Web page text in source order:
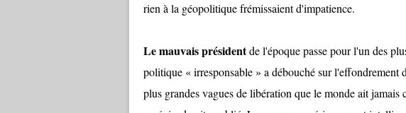
rien à la géopolitique frémissaient d'impatience.
Le mauvais présidentde l'époque passe pour l'un des
politique « irresponsable » a débouché sur l'effondrement
plus grandes vagues de libération que le monde ait